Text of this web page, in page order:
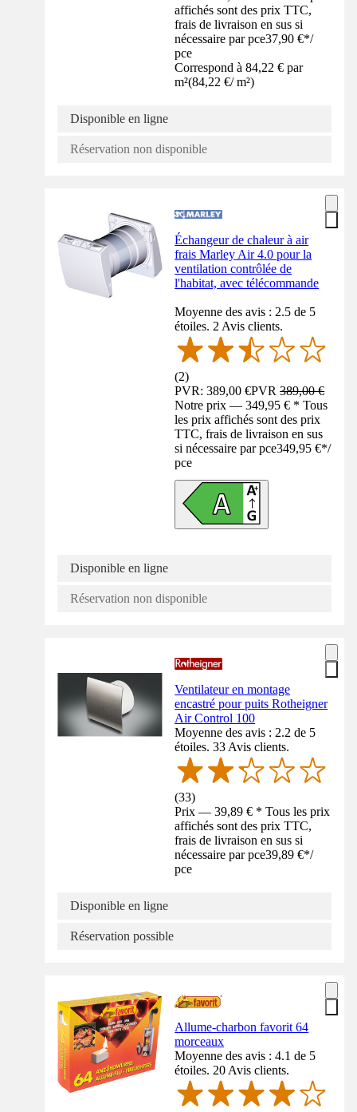
affichés sont des prix TTC,
frais de livraison en sus si
nécessaire par pce37,90 €*/
pce
Correspond à 84,22 € par
m²(84,22 €/ m²)
Disponible en ligne
Réservation non disponible
Échangeur de chaleur à air
frais Marley Air 4.0 pour la
ventilation contrôlée de
l'habitat, avec télécommande
Moyenne des avis : 2.5 de 5
étoiles. 2 Avis clients.
(2)
PVR: 389,00 €PVR389,00 €
Notre prix — 349,95 € * Tous
les prix affichés sont des prix
TTC, frais de livraison en sus
si nécessaire par pce349,95 €*/
pce
Disponible en ligne
Réservation non disponible
Ventilateur en montage
encastré pour puits Rotheigner
Air Control 100
Moyenne des avis : 2.2 de 5
étoiles. 33 Avis clients.
(33)
Prix — 39,89 € * Tous les prix
affichés sont des prix TTC,
frais de livraison en sus si
nécessaire par pce39,89 €*/
pce
Disponible en ligne
Réservation possible
Allume-charbon favorit 64
morceaux
Moyenne des avis : 4.1 de 5
étoiles. 20 Avis clients.